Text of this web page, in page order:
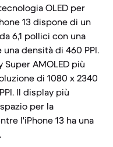
OLED per
13 dispone di un
6,1 pollici con una
una densità di 460 PPI.
Super AMOLED più
di 1080 x 2340
Il display più
per la
l'iPhone 13 ha una